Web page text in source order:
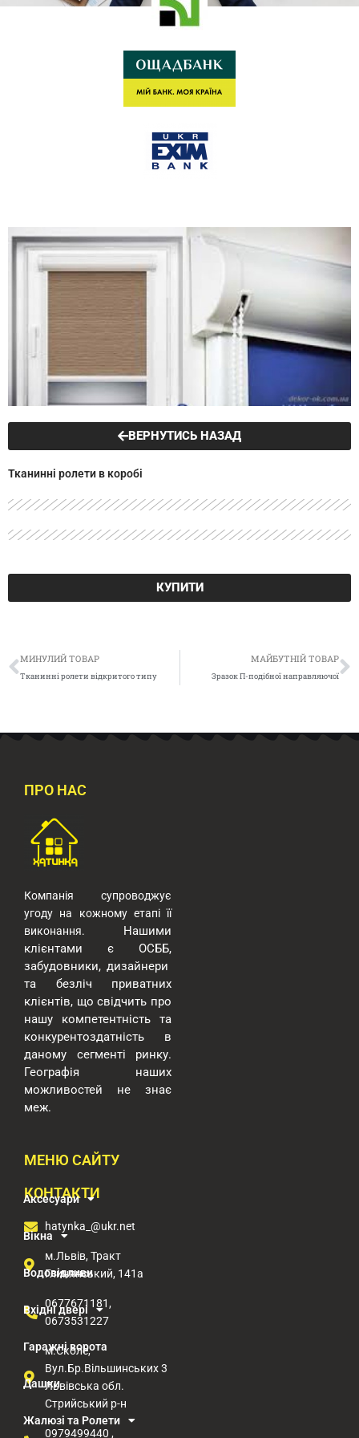
ВЕРНУТИСЬ НАЗАД
Тканинні ролети в коробі
КУПИТИ
Попер
МИНУЛИЙ ТОВАР
Тканинні ролети відкритого типу
МАЙБУТНІЙ ТОВАР
Зразок П-подібної направляючої
ПРО НАС
Компанія супроводжує
угоду на кожному етапі її
виконання. Нашими
клієнтами є ОСББ,
забудовники, дизайнери
та безліч приватних
клієнтів, що свідчить про
нашу компетентність та
конкурентоздатність в
даному сегменті ринку.
Географія наших
можливостей не знає
меж.
МЕНЮ САЙТУ
Аксесуари
Вікна
Водовідливи
Вхідні двері
Гаражні ворота
Дашки
Жалюзі та Ролети
КОНТАКТИ
hatynka_@ukr.net
м.Львів, Тракт
Глинянський, 141а
0677671181,
0673531227
м.Сколе,
Вул.Бр.Вільшинських 3
Львівська обл.
Стрийський р-н​
0979499440 ,